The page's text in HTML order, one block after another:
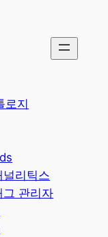
로지
널리틱스
그 관리자